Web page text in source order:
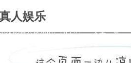
人娱乐
发k8真人娱乐的产品中心 文章一覧